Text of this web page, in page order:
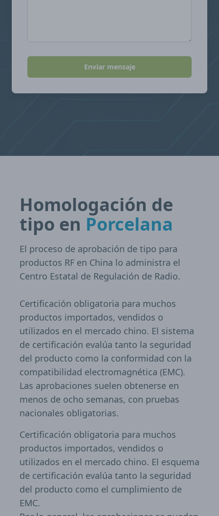
Enviar mensaje
Homologación de
tipo en Porcelana
El proceso de aprobación de tipo para
productos RF en China lo administra el
Centro Estatal de Regulación de Radio.
Certificación obligatoria para muchos
productos importados, vendidos o
utilizados en el mercado chino. El sistema
de certificación evalúa tanto la seguridad
del producto como la conformidad con la
compatibilidad electromagnética (EMC).
Las aprobaciones suelen obtenerse en
menos de ocho semanas, con pruebas
nacionales obligatorias.
Certificación obligatoria para muchos
productos importados, vendidos o
utilizados en el mercado chino. El esquema
de certificación evalúa tanto la seguridad
del producto como el cumplimiento de
EMC.